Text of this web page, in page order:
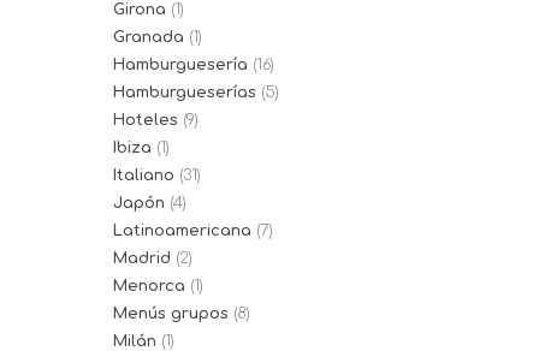
Girona (1)
Granada (1)
Hamburguesería (16)
Hamburgueserías (5)
Hoteles (9)
Ibiza (1)
Italiano (31)
Japón (4)
Latinoamericana (7)
Madrid (2)
Menorca (1)
Menús grupos (8)
Milán (1)